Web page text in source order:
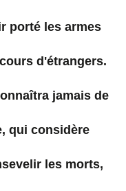
porté les armes
d'étrangers.
jamais de
qui considère
les morts,